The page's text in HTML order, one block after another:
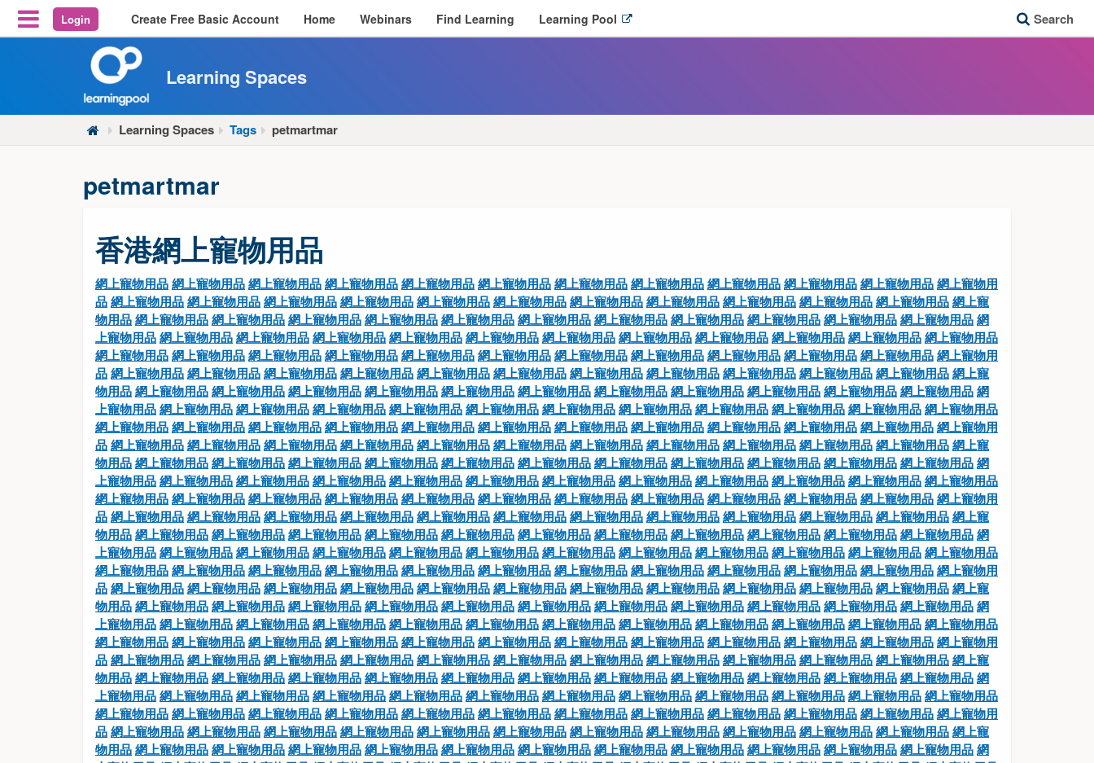
Reveal Off-Canvas Navigation
Login Create Free Basic Account Home Webinars Find Learning Learning Pool
p
n
n
d
o
w
Search
Learning Spaces
Learning Spaces Tags petmartmar
petmartmar
香港網上寵物用品
網上寵物用品網上寵物用品網上寵物用品網上寵物用品網上寵物用品網上寵物用品網上寵物用品網上寵物用品網上寵物用品網上寵物用品網上寵物用品網上寵物用
品網上寵物用品網上寵物用品網上寵物用品網上寵物用品網上寵物用品網上寵物用品網上寵物用品網上寵物用品網上寵物用品網上寵物用品網上寵物用品網上寵
物用品網上寵物用品網上寵物用品網上寵物用品網上寵物用品網上寵物用品網上寵物用品網上寵物用品網上寵物用品網上寵物用品網上寵物用品網上寵物用品網
上寵物用品網上寵物用品網上寵物用品網上寵物用品網上寵物用品網上寵物用品網上寵物用品網上寵物用品網上寵物用品網上寵物用品網上寵物用品網上寵物用品
網上寵物用品網上寵物用品網上寵物用品網上寵物用品網上寵物用品網上寵物用品網上寵物用品網上寵物用品網上寵物用品網上寵物用品網上寵物用品網上寵物用
品網上寵物用品網上寵物用品網上寵物用品網上寵物用品網上寵物用品網上寵物用品網上寵物用品網上寵物用品網上寵物用品網上寵物用品網上寵物用品網上寵
物用品網上寵物用品網上寵物用品網上寵物用品網上寵物用品網上寵物用品網上寵物用品網上寵物用品網上寵物用品網上寵物用品網上寵物用品網上寵物用品網
上寵物用品網上寵物用品網上寵物用品網上寵物用品網上寵物用品網上寵物用品網上寵物用品網上寵物用品網上寵物用品網上寵物用品網上寵物用品網上寵物用品
網上寵物用品網上寵物用品網上寵物用品網上寵物用品網上寵物用品網上寵物用品網上寵物用品網上寵物用品網上寵物用品網上寵物用品網上寵物用品網上寵物用
品網上寵物用品網上寵物用品網上寵物用品網上寵物用品網上寵物用品網上寵物用品網上寵物用品網上寵物用品網上寵物用品網上寵物用品網上寵物用品網上寵
物用品網上寵物用品網上寵物用品網上寵物用品網上寵物用品網上寵物用品網上寵物用品網上寵物用品網上寵物用品網上寵物用品網上寵物用品網上寵物用品網
上寵物用品網上寵物用品網上寵物用品網上寵物用品網上寵物用品網上寵物用品網上寵物用品網上寵物用品網上寵物用品網上寵物用品網上寵物用品網上寵物用品
網上寵物用品網上寵物用品網上寵物用品網上寵物用品網上寵物用品網上寵物用品網上寵物用品網上寵物用品網上寵物用品網上寵物用品網上寵物用品網上寵物用
品網上寵物用品網上寵物用品網上寵物用品網上寵物用品網上寵物用品網上寵物用品網上寵物用品網上寵物用品網上寵物用品網上寵物用品網上寵物用品網上寵
物用品網上寵物用品網上寵物用品網上寵物用品網上寵物用品網上寵物用品網上寵物用品網上寵物用品網上寵物用品網上寵物用品網上寵物用品網上寵物用品網
上寵物用品網上寵物用品網上寵物用品網上寵物用品網上寵物用品網上寵物用品網上寵物用品網上寵物用品網上寵物用品網上寵物用品網上寵物用品網上寵物用品
網上寵物用品網上寵物用品網上寵物用品網上寵物用品網上寵物用品網上寵物用品網上寵物用品網上寵物用品網上寵物用品網上寵物用品網上寵物用品網上寵物用
品網上寵物用品網上寵物用品網上寵物用品網上寵物用品網上寵物用品網上寵物用品網上寵物用品網上寵物用品網上寵物用品網上寵物用品網上寵物用品網上寵
物用品網上寵物用品網上寵物用品網上寵物用品網上寵物用品網上寵物用品網上寵物用品網上寵物用品網上寵物用品網上寵物用品網上寵物用品網上寵物用品網
上寵物用品網上寵物用品網上寵物用品網上寵物用品網上寵物用品網上寵物用品網上寵物用品網上寵物用品網上寵物用品網上寵物用品網上寵物用品網上寵物用品
網上寵物用品網上寵物用品網上寵物用品網上寵物用品網上寵物用品網上寵物用品網上寵物用品網上寵物用品網上寵物用品網上寵物用品網上寵物用品網上寵物用
品網上寵物用品網上寵物用品網上寵物用品網上寵物用品網上寵物用品網上寵物用品網上寵物用品網上寵物用品網上寵物用品網上寵物用品網上寵物用品網上寵
物用品網上寵物用品網上寵物用品網上寵物用品網上寵物用品網上寵物用品網上寵物用品網上寵物用品網上寵物用品網上寵物用品網上寵物用品網上寵物用品網
上寵物用品網上寵物用品網上寵物用品網上寵物用品網上寵物用品網上寵物用品網上寵物用品網上寵物用品網上寵物用品網上寵物用品網上寵物用品網上寵物用品
網上寵物用品網上寵物用品網上寵物用品網上寵物用品網上寵物用品網上寵物用品網上寵物用品網上寵物用品網上寵物用品網上寵物用品網上寵物用品網上寵物用
品網上寵物用品網上寵物用品網上寵物用品網上寵物用品網上寵物用品網上寵物用品網上寵物用品網上寵物用品網上寵物用品網上寵物用品網上寵物用品網上寵
物用品網上寵物用品網上寵物用品網上寵物用品網上寵物用品網上寵物用品網上寵物用品網上寵物用品網上寵物用品網上寵物用品網上寵物用品網上寵物用品網